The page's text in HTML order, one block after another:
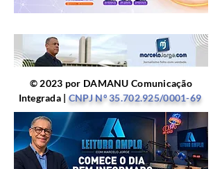
© 2023 por DAMANU Comunicação
Integrada | CNPJ Nº35.702.925/0001-69